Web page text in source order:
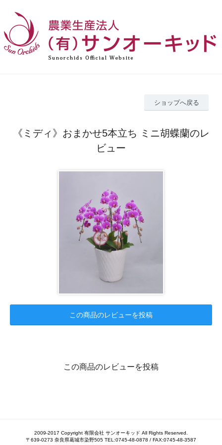
ショップへ戻る
《ミディ》おまかせ5本立ち ミニ胡蝶蘭のレ
ビュー
この商品のレビューを投稿
この商品のレビューを投稿
2009-2017 Copyright 有限会社 サンオーキッド All Rights Reserved.
〒639-0273 奈良県葛城市染野505 TEL:0745-48-0878 / FAX:0745-48-3587